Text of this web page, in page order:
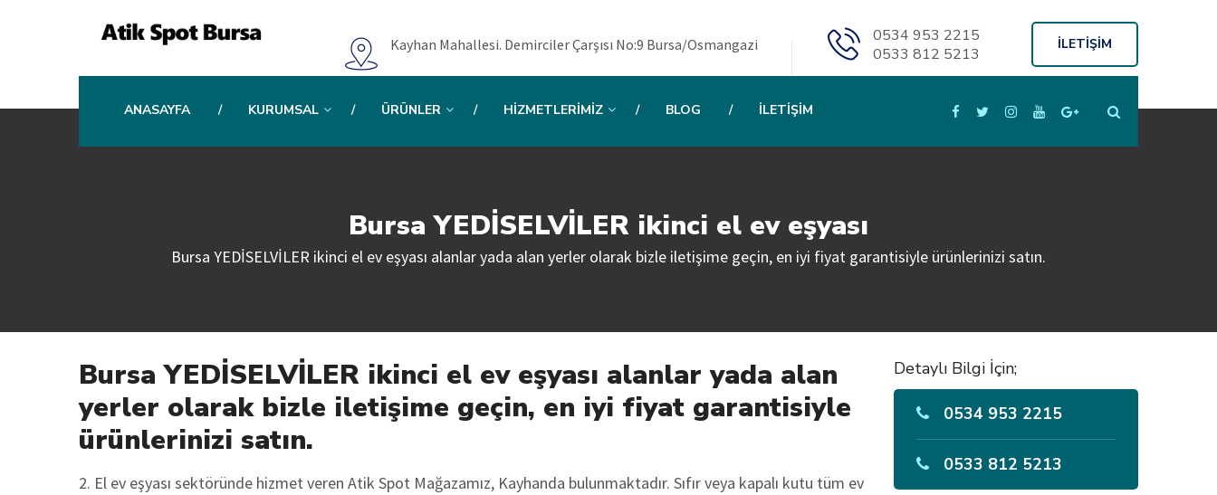
Kayhan Mahallesi. Demirciler Çarşısı No:9 Bursa/Osmangazi
0534 953 2215
0533 812 5213
İLETİŞİM
ANASAYFA KURUMSAL ÜRÜNLER HIZMETLERIMIZ BLOG İLETIŞIM
Bursa YEDİSELVİLER ikinci el ev eşyası
Bursa YEDİSELVİLER ikinci el ev eşyası alanlar yada alan yerler olarak bizle iletişime geçin, en iyi fiyat garantisiyle ürünlerinizi satın.
Bursa YEDİSELVİLER ikinci el ev eşyası alanlar yada alan
yerler olarak bizle iletişime geçin, en iyi fiyat garantisiyle
ürünlerinizi satın.
2. El ev eşyası sektöründe hizmet veren Atik Spot Mağazamız, Kayhanda bulunmaktadır. Sıfır veya kapalı kutu tüm ev
Detaylı Bilgi İçin;
0534 953 2215
0533 812 5213